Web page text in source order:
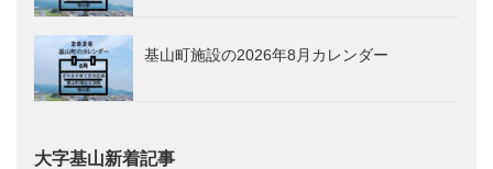
基山町施設の2026年8月カレンダー
大字基山新着記事